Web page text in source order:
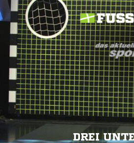
DREI